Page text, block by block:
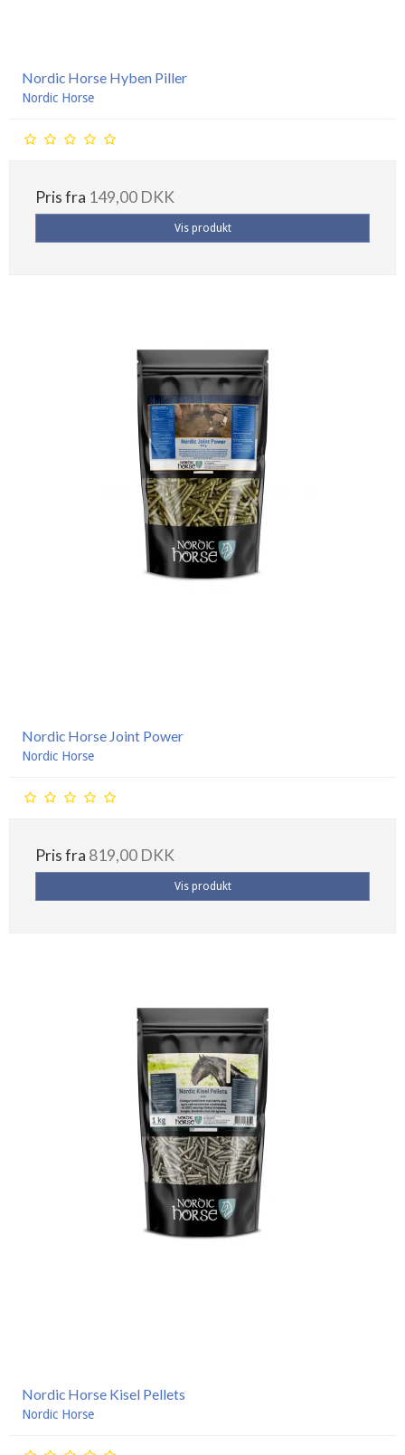
Nordic Horse Hyben Piller
Nordic Horse
Pris fra 149,00 DKK
Vis produkt
Nordic Horse Joint Power
Nordic Horse
Pris fra 819,00 DKK
Vis produkt
Nordic Horse Kisel Pellets
Nordic Horse